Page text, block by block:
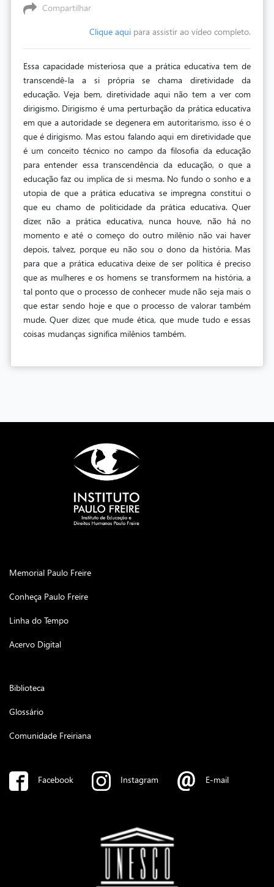
Compartilhar
Clique aqui para assistir ao vídeo completo.
Essa capacidade misteriosa que a prática educativa tem de
transcendê-la a si própria se chama diretividade da
educação. Veja bem, diretividade aqui não tem a ver com
dirigismo. Dirigismo é uma perturbação da prática educativa
em que a autoridade se degenera em autoritarismo, isso é o
que é dirigismo. Mas estou falando aqui em diretividade que
é um conceito técnico no campo da filosofia da educação
para entender essa transcendência da educação, o que a
educação faz ou implica de si mesma. No fundo o sonho e a
utopia de que a prática educativa se impregna constitui o
que eu chamo de politicidade da prática educativa. Quer
dizer, não a prática educativa, nunca houve, não há no
momento e até o começo do outro milênio não vai haver
depois, talvez, porque eu não sou o dono da história. Mas
para que a prática educativa deixe de ser política é preciso
que as mulheres e os homens se transformem na história, a
tal ponto que o processo de conhecer mude não seja mais o
que estar sendo hoje e que o processo de valorar também
mude. Quer dizer, que mude ética, que mude tudo e essas
coisas mudanças significa milênios também.
Memorial Paulo Freire
Conheça Paulo Freire
Linha do Tempo
Acervo Digital
Biblioteca
Glossário
Comunidade Freiriana
Facebook Instagram E-mail